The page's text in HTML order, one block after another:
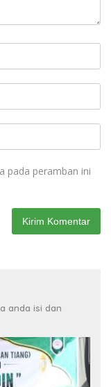
pada peramban ini
anda isi dan